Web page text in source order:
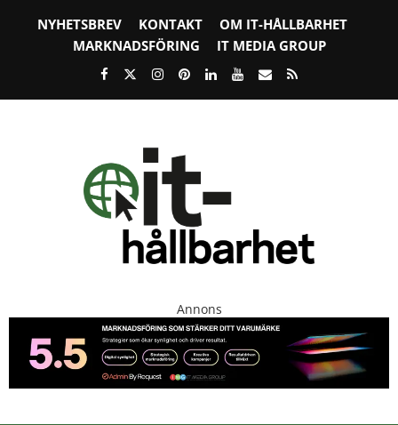
NYHETSBREV KONTAKT
OM IT-HÅLLBARHET
MARKNADSFÖRING
IT MEDIA GROUP
Annons